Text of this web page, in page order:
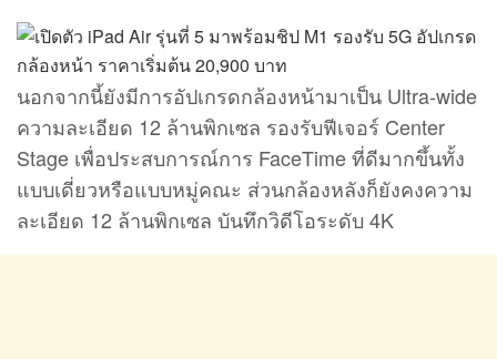
นอกจากนี้ยังมีการอัปเกรดกล้องหน้ามาเป็น Ultra-wide
ความละเอียด 12 ล้านพิกเซล รองรับฟีเจอร์ Center
Stage เพื่อประสบการณ์การ FaceTime ที่ดีมากขึ้นทั้ง
แบบเดี่ยวหรือแบบหมู่คณะ ส่วนกล้องหลังก็ยังคงความ
ละเอียด 12 ล้านพิกเซล บันทึกวิดีโอระดับ 4K